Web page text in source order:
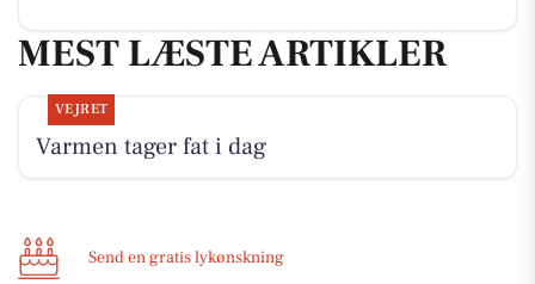
MEST LÆSTE ARTIKLER
VEJRET
Varmen tager fat i dag
Send en gratis lykønskning